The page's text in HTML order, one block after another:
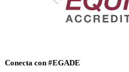
Conecta con #EGADE